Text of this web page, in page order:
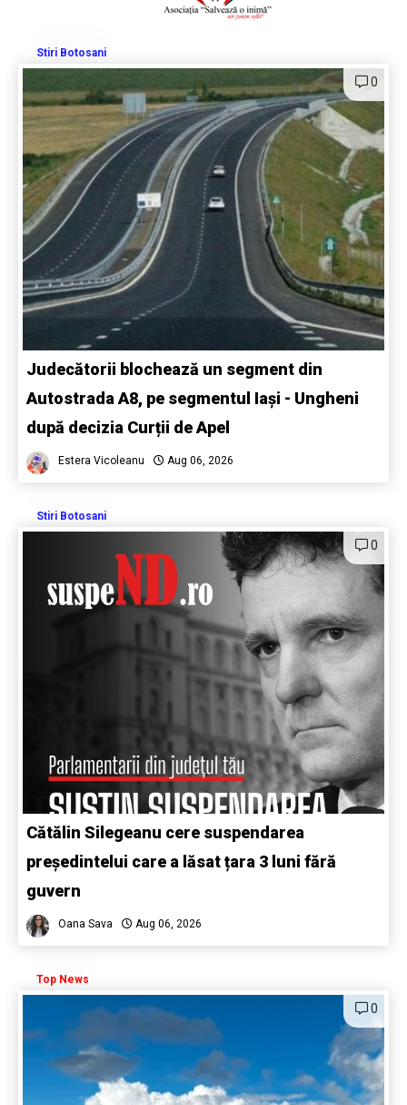
Stiri Botosani
0
Judecătorii blochează un segment din
Autostrada A8, pe segmentul Iași - Ungheni
după decizia Curții de Apel
Estera Vicoleanu Aug 06, 2026
Stiri Botosani
0
Cătălin Silegeanu cere suspendarea
președintelui care a lăsat țara 3 luni fără
guvern
Oana Sava Aug 06, 2026
Top News
0